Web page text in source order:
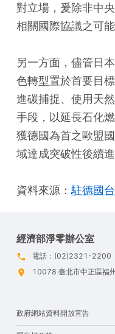
對立場，爰除非中
相關國際協議之可能
另一方面，儘管日
色轉型置於首要目
進碳捕捉、使用天
手段，以延長石化
獲德國為首之歐盟
域達成突破性後續
資料來源： 駐德國
經濟部淨零辦公室
電話：(02)2321-2200
10078 臺北市中正區福
政府網站資料開放宣告